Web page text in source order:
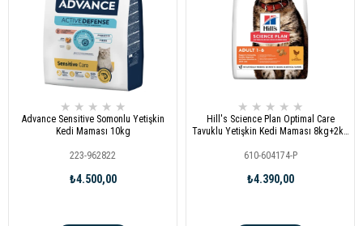
★ ★ ★ ★ ★
Advance Sensitive Somonlu Yetişkin
Kedi Maması 10kg
223-962822
₺4.500,00
★ ★ ★ ★ ★
Hill's Science Plan Optimal Care
Tavuklu Yetişkin Kedi Maması 8kg+2kg
610-604174-P
₺4.390,00